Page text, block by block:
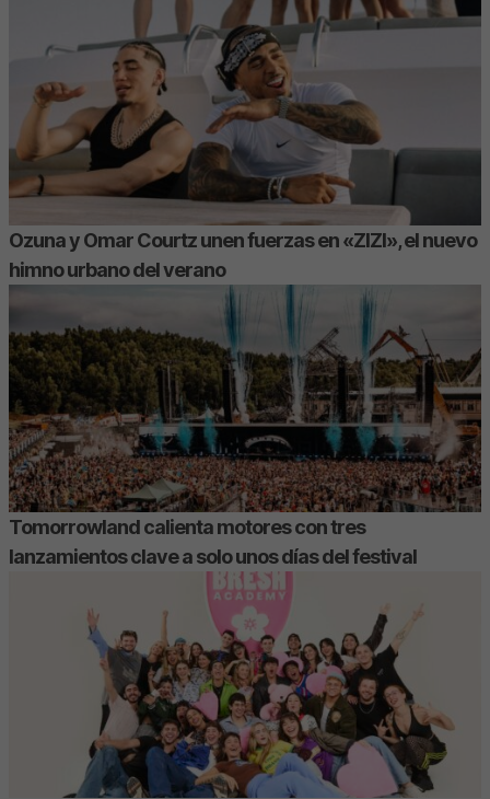
Ozuna y Omar Courtz unen fuerzas en «ZIZI», el nuevo
himno urbano del verano
Tomorrowland calienta motores con tres
lanzamientos clave a solo unos días del festival